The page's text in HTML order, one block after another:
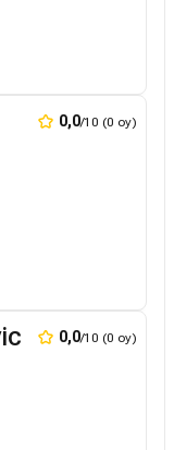
0,0/10 (0 oy)
0,0/10 (0 oy)